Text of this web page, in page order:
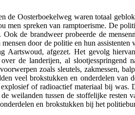
Oosterboekelweg waren totaal
spreken van ramptoerisme. De
de brandweer probeerde de
door de politie en hun
afgezet. Het gevolg
de landerijen, al slootjesspringend
zoals sleutels, zakmessen,
veel brokstukken en onderdelen van
of radioactief materiaal bij was.
weilanden tussen de stoffelijke resten
en brokstukken bij het